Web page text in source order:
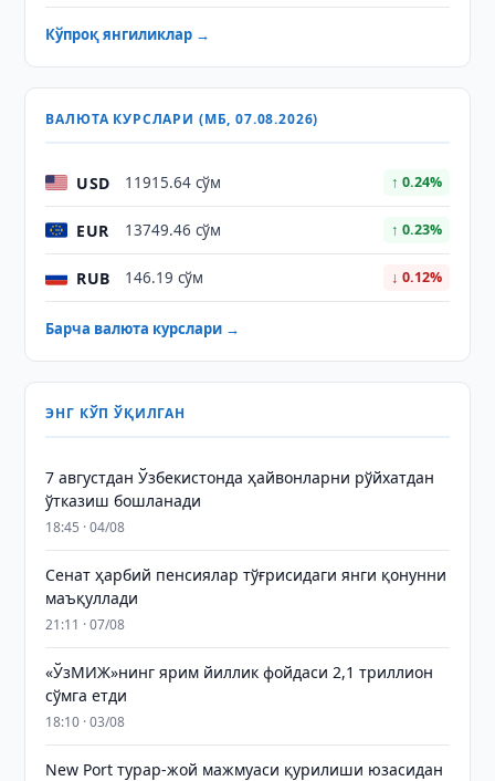
Кўпроқ янгиликлар →
ВАЛЮТА КУРСЛАРИ (МБ, 07.08.2026)
USD 11915.64 сўм ↑ 0.24%
EUR 13749.46 сўм ↑ 0.23%
RUB 146.19 сўм ↓ 0.12%
Барча валюта курслари →
ЭНГ КЎП ЎҚИЛГАН
7 августдан Ўзбекистонда ҳайвонларни рўйхатдан
ўтказиш бошланади
18:45 · 04/08
Сенат ҳарбий пенсиялар тўғрисидаги янги қонунни
маъқуллади
21:11 · 07/08
«ЎзМИЖ»нинг ярим йиллик фойдаси 2,1 триллион
сўмга етди
18:10 · 03/08
New Port турар-жой мажмуаси қурилиши юзасидан